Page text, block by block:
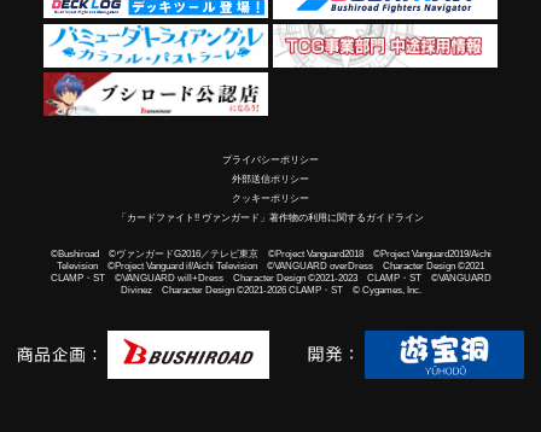
プライバシーポリシー
外部送信ポリシー
クッキーポリシー
「カードファイト!! ヴァンガード」著作物の利用に関するガイドライン
©Bushiroad ©ヴァンガードG2016／テレビ東京 ©Project Vanguard2018 ©Project Vanguard2019/Aichi
Television ©Project Vanguard if/Aichi Television ©VANGUARD overDress Character Design ©2021
CLAMP・ST ©VANGUARD will+Dress Character Design ©2021-2023 CLAMP・ST ©VANGUARD
Divinez Character Design ©2021-2026 CLAMP・ST © Cygames, Inc.